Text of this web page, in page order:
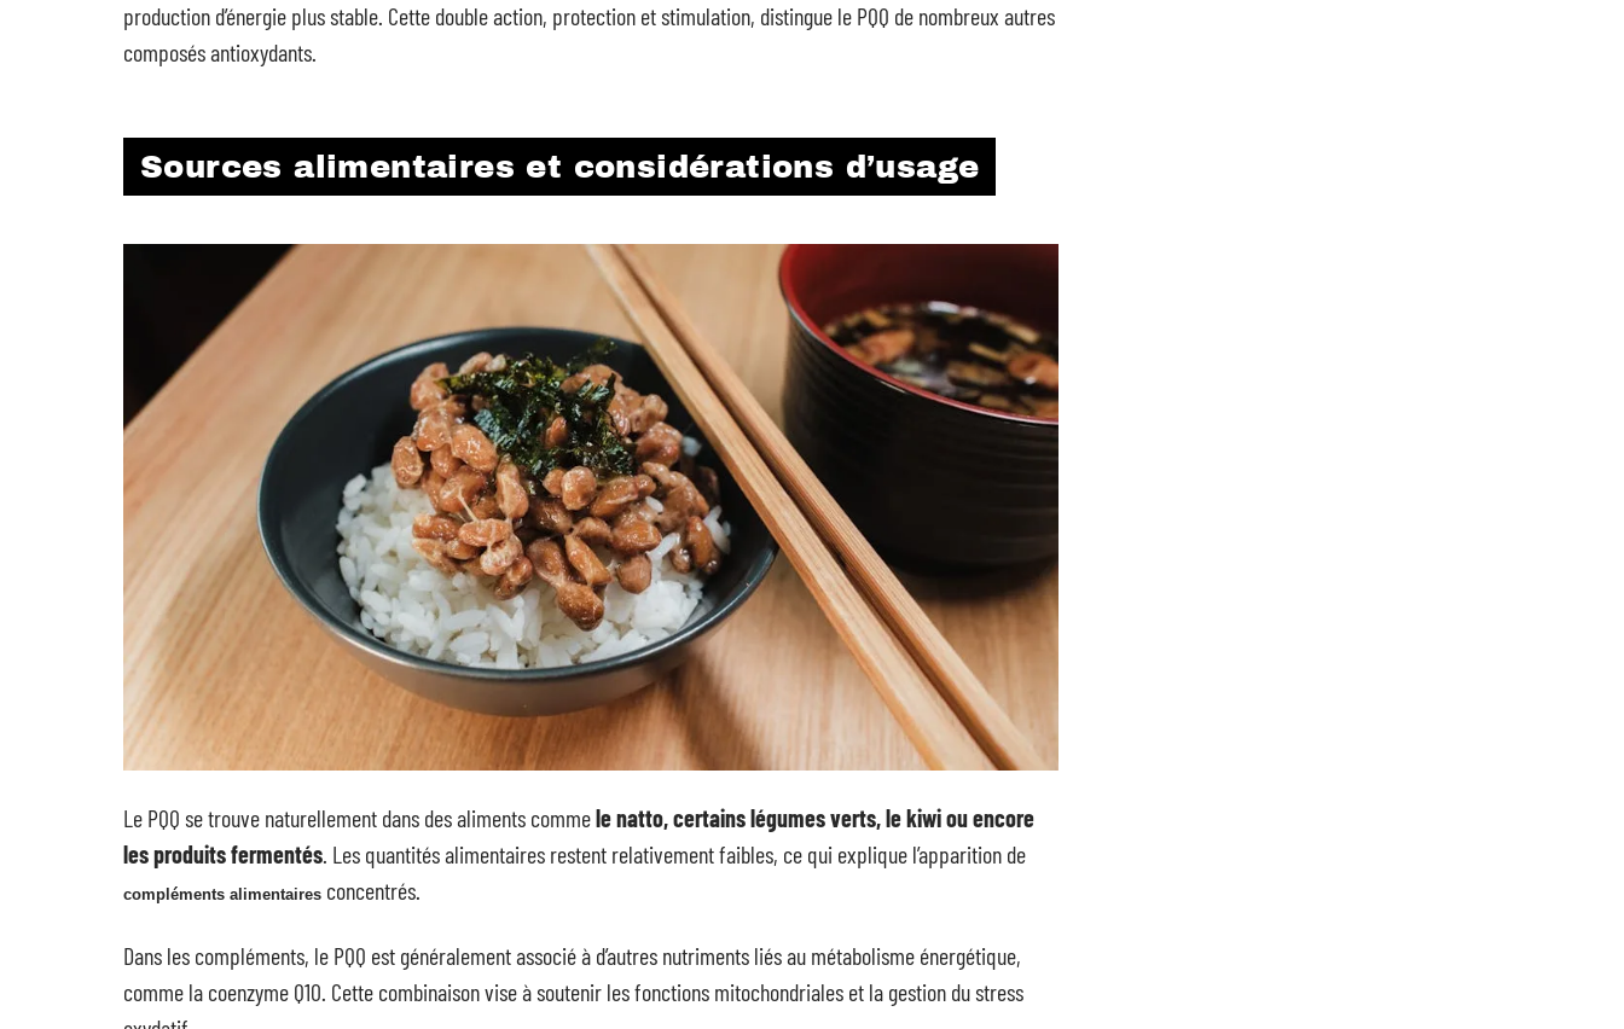
production d’énergie plus stable. Cette double action, protection et stimulation, distingue le PQQ de nombreux autres
composés antioxydants.
Sources alimentaires et considérations d’usage
Le PQQ se trouve naturellement dans des aliments commele natto, certains légumes verts, le kiwi ou encore
les produits fermentés . Les quantités alimentaires restent relativement faibles, ce qui explique l’apparition de
compléments alimentaires concentrés.
Dans les compléments, le PQQ est généralement associé à d’autres nutriments liés au métabolisme énergétique,
comme la coenzyme Q10. Cette combinaison vise à soutenir les fonctions mitochondriales et la gestion du stress